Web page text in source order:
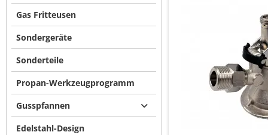
Gas Fritteusen
Sondergeräte
Sonderteile
Propan-Werkzeugprogramm
Gusspfannen
Edelstahl-Design